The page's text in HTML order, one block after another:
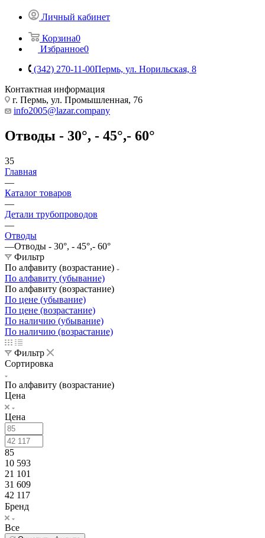
Личный кабинет
Корзина0
Избранное0
(342) 270-11-00Пермь, ул. Норильская, 8
Контактная информация
г. Пермь, ул. Промышленная, 76
info2005@lazar.company
Отводы - 30°, - 45°,- 60°
35
Главная
—
Каталог товаров
—
Детали трубопроводов
—
Отводы
—Отводы - 30°, - 45°,- 60°
Фильтр
По алфавиту (возрастание)
По алфавиту (убывание)
По алфавиту (возрастание)
По цене (убывание)
По цене (возрастание)
По наличию (убывание)
По наличию (возрастание)
Фильтр
Сортировка
По алфавиту (возрастание)
Цена
Цена
85
10 593
21 101
31 609
42 117
Бренд
Все